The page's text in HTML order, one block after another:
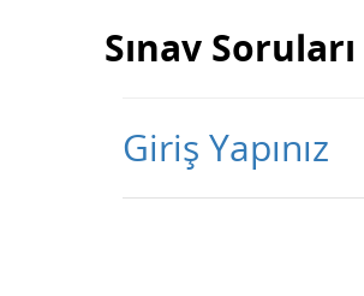
Sınav Soruları
Giriş Yapınız